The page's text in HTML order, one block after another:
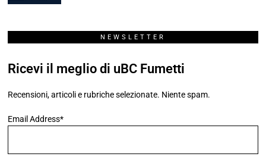
NEWSLETTER
Ricevi il meglio di uBC Fumetti
Recensioni, articoli e rubriche selezionate. Niente spam.
Email Address*